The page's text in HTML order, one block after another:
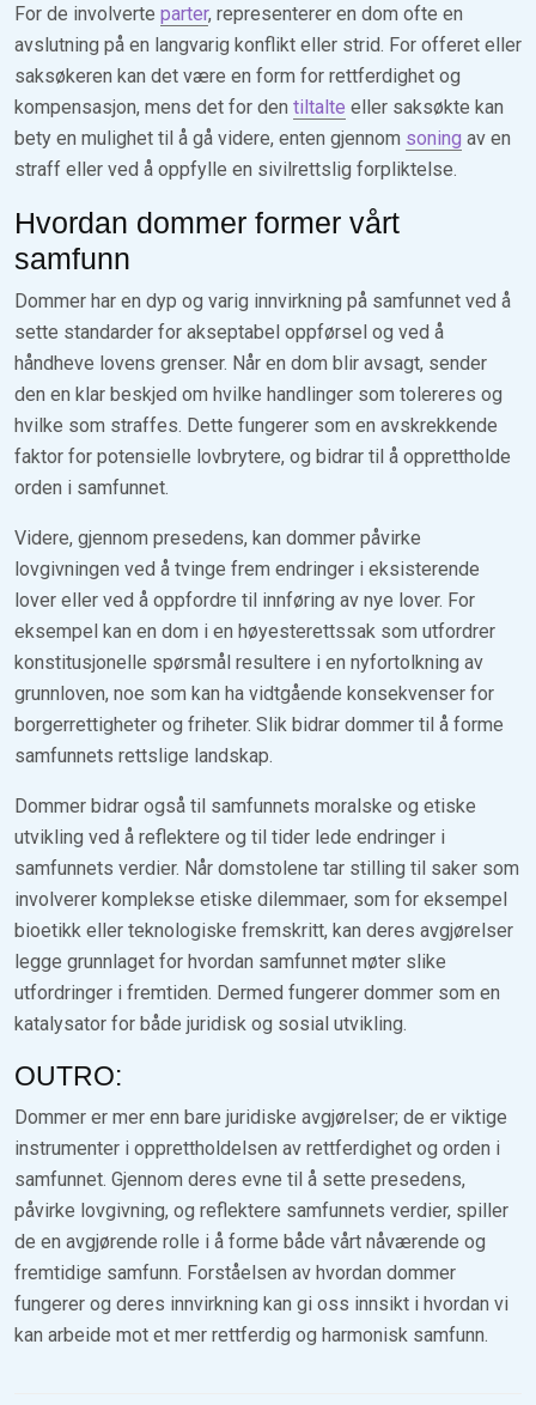
For de involverte parter, representerer en dom ofte en
avslutning på en langvarig konflikt eller strid. For offeret eller
saksøkeren kan det være en form for rettferdighet og
kompensasjon, mens det for den tiltalte eller saksøkte kan
bety en mulighet til å gå videre, enten gjennom soning av en
straff eller ved å oppfylle en sivilrettslig forpliktelse.
Hvordan dommer former vårt
samfunn
Dommer har en dyp og varig innvirkning på samfunnet ved å
sette standarder for akseptabel oppførsel og ved å
håndheve lovens grenser. Når en dom blir avsagt, sender
den en klar beskjed om hvilke handlinger som tolereres og
hvilke som straffes. Dette fungerer som en avskrekkende
faktor for potensielle lovbrytere, og bidrar til å opprettholde
orden i samfunnet.
Videre, gjennom presedens, kan dommer påvirke
lovgivningen ved å tvinge frem endringer i eksisterende
lover eller ved å oppfordre til innføring av nye lover. For
eksempel kan en dom i en høyesterettssak som utfordrer
konstitusjonelle spørsmål resultere i en nyfortolkning av
grunnloven, noe som kan ha vidtgående konsekvenser for
borgerrettigheter og friheter. Slik bidrar dommer til å forme
samfunnets rettslige landskap.
Dommer bidrar også til samfunnets moralske og etiske
utvikling ved å reflektere og til tider lede endringer i
samfunnets verdier. Når domstolene tar stilling til saker som
involverer komplekse etiske dilemmaer, som for eksempel
bioetikk eller teknologiske fremskritt, kan deres avgjørelser
legge grunnlaget for hvordan samfunnet møter slike
utfordringer i fremtiden. Dermed fungerer dommer som en
katalysator for både juridisk og sosial utvikling.
OUTRO:
Dommer er mer enn bare juridiske avgjørelser; de er viktige
instrumenter i opprettholdelsen av rettferdighet og orden i
samfunnet. Gjennom deres evne til å sette presedens,
påvirke lovgivning, og reflektere samfunnets verdier, spiller
de en avgjørende rolle i å forme både vårt nåværende og
fremtidige samfunn. Forståelsen av hvordan dommer
fungerer og deres innvirkning kan gi oss innsikt i hvordan vi
kan arbeide mot et mer rettferdig og harmonisk samfunn.